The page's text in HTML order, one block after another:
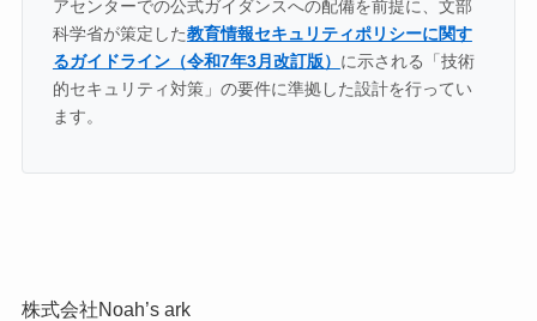
アセンターでの公式ガイダンスへの配備を前提に、文部
科学省が策定した教育情報セキュリティポリシーに関す
るガイドライン（令和7年3月改訂版） に示される「技術
的セキュリティ対策」の要件に準拠した設計を行ってい
ます。
株式会社Noah’s ark